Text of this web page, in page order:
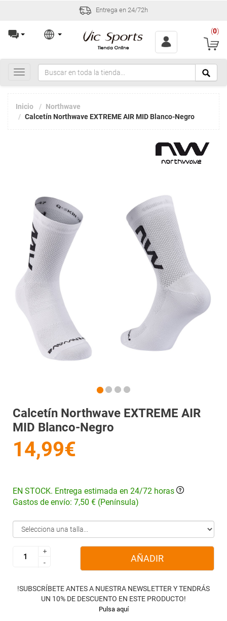
Entrega en 24/72h
(0)
Toggle
navigation
Inicio
Northwave
Calcetín Northwave EXTREME AIR MID Blanco-Negro
Calcetín Northwave EXTREME AIR
MID Blanco-Negro
14,99€
EN STOCK. Entrega estimada en 24/72 horas
Gastos de envío: 7,50 € (Península)
+
-
+
-
AÑADIR
!SUBSCRÍBETE ANTES A NUESTRA NEWSLETTER Y TENDRÁS
UN 10% DE DESCUENTO EN ESTE PRODUCTO!
Pulsa aquí